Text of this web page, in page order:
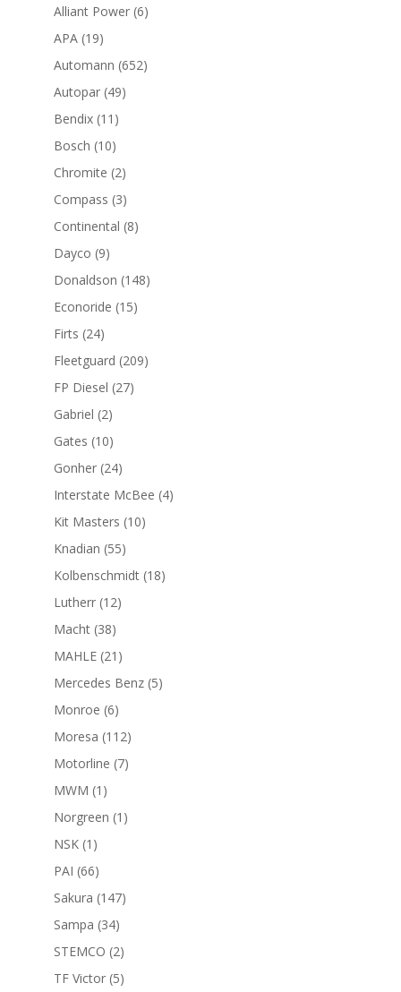
productos
Alliant Power 66
APA 1919
productos
Automann 652652
Autopar 4949
Bendix 11 11
productos
Bosch 1010
productos
Chromite 22
productos
Compass 33
productos
Continental 88
Dayco 99
productos
Donaldson 148148
Econoride 1515
Firts 2424
productos
Fleetguard 209209
FP Diesel 2727
Gabriel 22
productos
Gates 1010
productos
Gonher 2424
productos
Interstate McBee 44
Kit Masters 1010
Knadian 5555
productos
Kolbenschmidt 1818
Lutherr 1212
Macht 3838
productos
MAHLE 21 21
productos
Mercedes Benz 55
Monroe 66
productos
Moresa 112112
productos
Motorline 77
MWM 1 1
producto
Norgreen 1 1
NSK 1 1
producto
PAI 6666
productos
Sakura 147147
Sampa 3434
productos
STEMCO 22
productos
TF Victor 55